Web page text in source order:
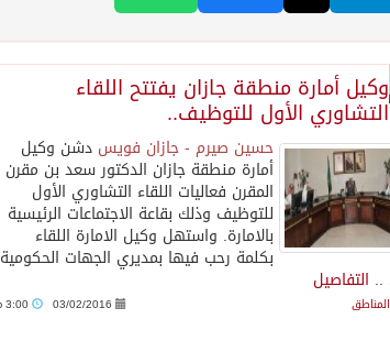
وكيل أمارة منطقة جازان يفتتح اللقاء
التشاوري الأول للتوظيف..
حسين صيرم - جازان فويس دشن وكيل
أمارة منطقة جازان الدكتور سعد بن مقرن
المقرن فعاليات اللقاء التشاوري الأول
للتوظيف وذلك بقاعة الاجتماعات الرئيسية
بالامارة. واستهل وكيل الامارة اللقاء
بكلمة رحب فيها بمديري الجهات الحكومية
.. التفاصيل
المناطق 03/02/2016 3:00 م